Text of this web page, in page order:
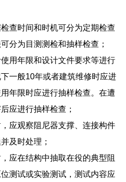
查时间和时机可分为定期检查
分为目测测检和抽样检查；
用年限和设计文件要求等进行
一般10年或者建筑维修时应进
年限时应进行抽样检查。在遭
应进行抽样检查；
应观察阻尼器支撑、连接构件
及时处理；
应在结构中抽取在役的典型阻
测试或实验测试，测试内容应